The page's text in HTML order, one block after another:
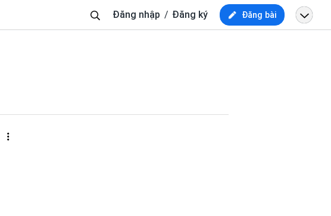
kiếm
Đăng nhập Đăng ký Đăng bài